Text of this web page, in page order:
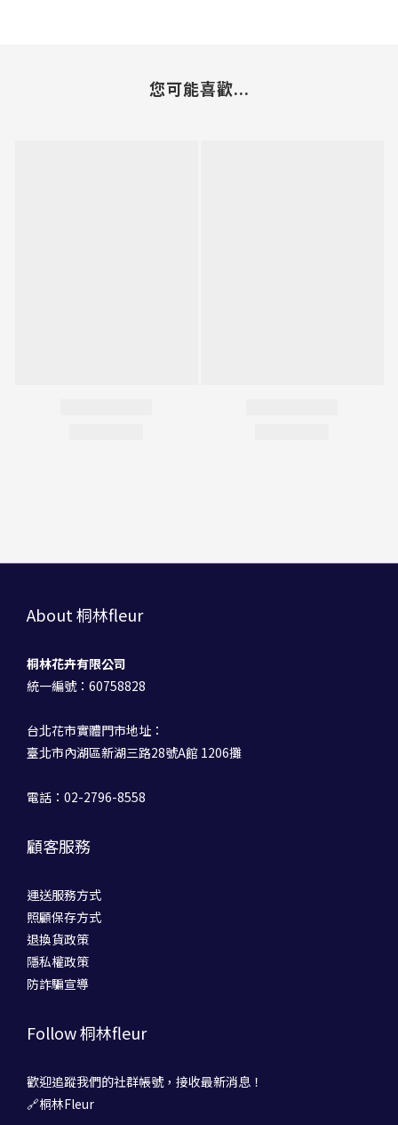
您可能喜歡...
About 桐林fleur
桐林花卉有限公司
統一編號：60758828
台北花市實體門市地址：
臺北市內湖區新湖三路28號A館 1206攤
電話：02-2796-8558
顧客服務
運送服務方式
照顧保存方式
退換貨政策
隱私權政策
防詐騙宣導
Follow 桐林fleur
歡迎追蹤我們的社群帳號，接收最新消息！
🔗桐林Fleur